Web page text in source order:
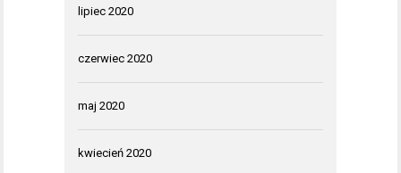
lipiec 2020
czerwiec 2020
maj 2020
kwiecień 2020